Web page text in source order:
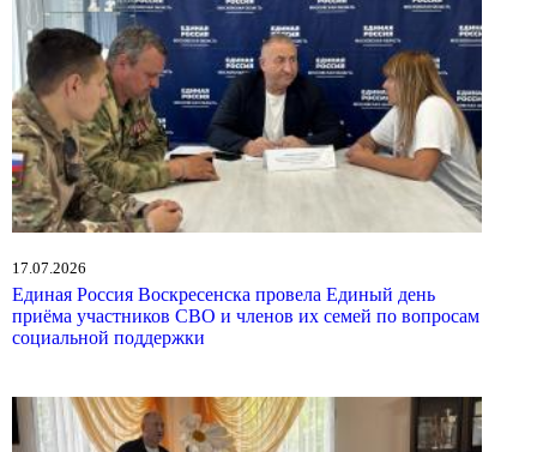
17.07.2026
Единая Россия Воскресенска провела Единый день
приёма участников СВО и членов их семей по вопросам
социальной поддержки